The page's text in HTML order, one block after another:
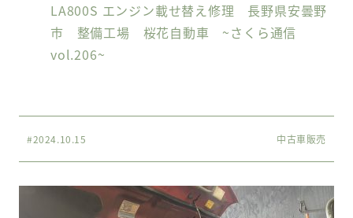
LA800S エンジン載せ替え修理 長野県安曇野
市 整備工場 桜花自動車 ~さくら通信
vol.206~
#2024.10.15 中古車販売